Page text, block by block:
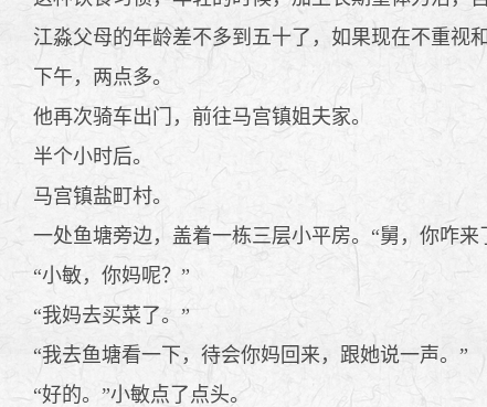
江淼父母的年龄差不多到五十了，如果现在不重视
下午，两点多。
他再次骑车出门，前往马宫镇姐夫家。
半个小时后。
马宫镇盐町村。
一处鱼塘旁边，盖着一栋三层小平房。“舅，你咋来
“小敏，你妈呢？”
“我妈去买菜了。”
“我去鱼塘看一下，待会你妈回来，跟她说一声。”
“好的。”小敏点了点头。